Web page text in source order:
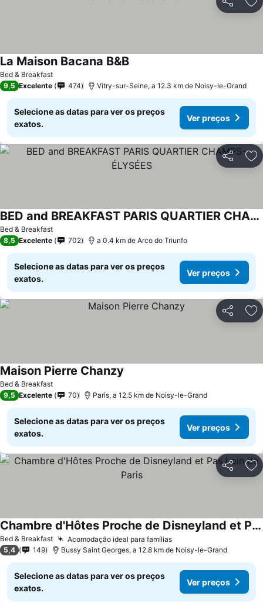
Partilhar
Bed & Breakfast
La Maison Bacana B&BVer preços
9,5 Excelente 474 Vitry-sur-Seine, a 12.3 km de Noisy-le-Grand
Selecione as datas para ver os preços
exatos.
Ver preços
Partilhar
Bed & Breakfast
BED and BREAKFAST PARIS QUARTIER CHAMPS-ÉLYSÉES
Ver preços
8,5 Excelente 702 a 0.4 km de Arco do Triunfo
Selecione as datas para ver os preços
exatos.
Ver preços
Partilhar
Bed & Breakfast
Maison Pierre Chanzy
9,5 Excelente 70 Paris, a 12.5 km de Noisy-le-Grand
Selecione as datas para ver os preços
exatos.
Ver preços
Partilhar
Bed & Breakfast Acomodação ideal para famíliasVer preços
Chambre d'Hôtes Proche de Disneyland et Pas Loin de Paris
Ver preços
5,4 149 Bussy Saint Georges, a 12.8 km de Noisy-le-Grand
Selecione as datas para ver os preços
exatos.
Ver preços